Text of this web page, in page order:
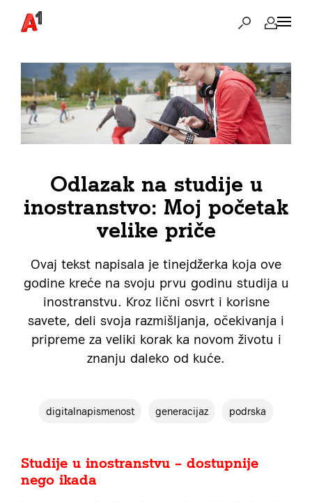
Odlazak na studije u
inostranstvo: Moj početak
velike priče
Ovaj tekst napisala je tinejdžerka koja ove
godine kreće na svoju prvu godinu studija u
inostranstvu. Kroz lični osvrt i korisne
savete, deli svoja razmišljanja, očekivanja i
pripreme za veliki korak ka novom životu i
znanju daleko od kuće.
digitalnapismenost generacijaz podrska
Studije u inostranstvu – dostupnije
nego ikada